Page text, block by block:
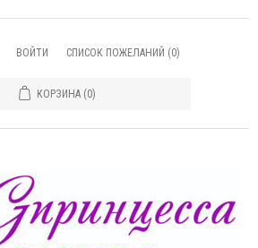
ВОЙТИ СПИСОК ПОЖЕЛАНИЙ (0)
КОРЗИНА (0)